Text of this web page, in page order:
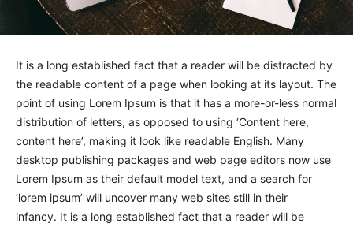
It is a long established fact that a reader will be distracted by
the readable content of a page when looking at its layout. The
point of using Lorem Ipsum is that it has a more-or-less normal
distribution of letters, as opposed to using ‘Content here,
content here’, making it look like readable English. Many
desktop publishing packages and web page editors now use
Lorem Ipsum as their default model text, and a search for
‘lorem ipsum’ will uncover many web sites still in their
infancy. It is a long established fact that a reader will be